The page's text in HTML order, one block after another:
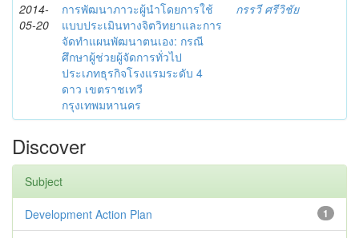
2014-
05-20
การพัฒนาภาวะผู้นำโดยการใช้
แบบประเมินทางจิตวิทยาและการ
จัดทำแผนพัฒนาตนเอง: กรณี
ศึกษาผู้ช่วยผู้จัดการทั่วไป
ประเภทธุรกิจโรงแรมระดับ 4
ดาว เขตราชเทวี
กรุงเทพมหานคร
กรรวี ศรีวิชัย
Discover
Subject
1
Development Action Plan